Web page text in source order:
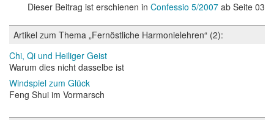
Dieser Beitrag ist erschienen in Confessio 5/2007 ab Seite 03
Artikel zum Thema „Fernöstliche Harmonielehren“ (2):
Chi, Qi und Heiliger Geist
Warum dies nicht dasselbe ist
Windspiel zum Glück
Feng Shui im Vormarsch